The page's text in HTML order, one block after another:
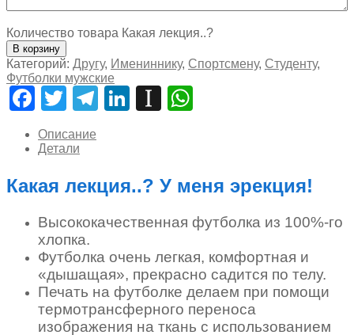
Количество товара Какая лекция..?
В корзину
Категорий: Другу, Имениннику, Спортсмену, Студенту,
Футболки мужские
Facebook
TwitterTelegram
LinkedIn
Instapaper
Описание
Детали
Какая лекция..? У меня эрекция!
Высококачественная футболка из 100%-го
хлопка.
Футболка очень легкая, комфортная и
«дышащая», прекрасно садится по телу.
Печать на футболке делаем при помощи
термотрансферного переноса
изображения на ткань с использованием